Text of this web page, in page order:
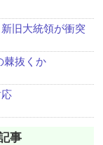
旧大統領が衝突
棘抜くか
事